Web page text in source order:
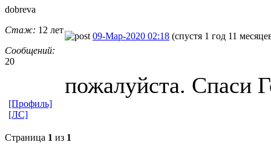
dobreva
Стаж: 12 лет
Сообщений:
20
09-Мар-2020 02:18 (спустя 1 год 11
пожалуйста. Спаси
[Профиль]
[ЛС]
Страница 1 из 1